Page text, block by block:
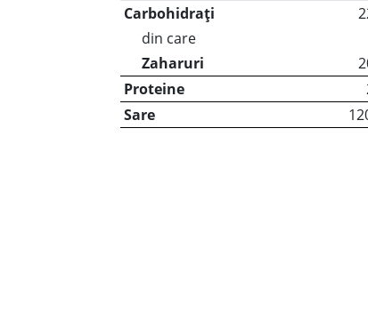
Carbohidrați
din care
Zaharuri
Proteine
Sare